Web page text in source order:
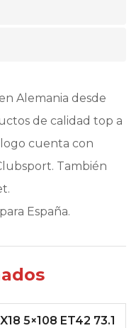
Alemania desde
de calidad top a
cuenta con
También
España.
5×108 ET42 73.1